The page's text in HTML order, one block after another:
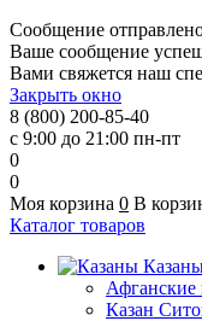
Сообщение
Ваше сообщение
Вами свяжется наш
Закрыть окно
8 (800) 200-85-40
с 9:00 до 21:00 пн-пт
0
0
Моя корзина 0 В
Каталог товаров
Афганские
Казан